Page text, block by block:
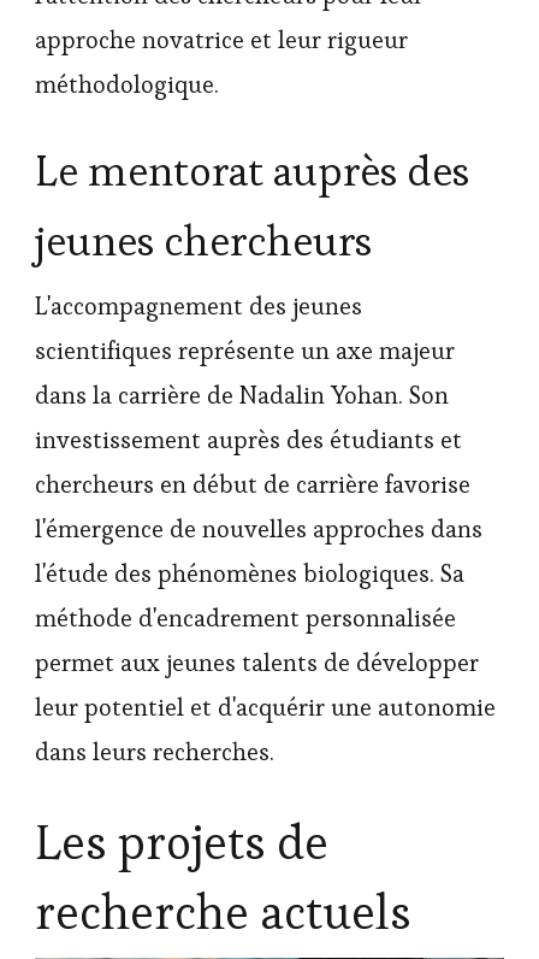
approche novatrice et leur rigueur
méthodologique.
Le mentorat auprès des
jeunes chercheurs
L'accompagnement des jeunes
scientifiques représente un axe majeur
dans la carrière de Nadalin Yohan. Son
investissement auprès des étudiants et
chercheurs en début de carrière favorise
l'émergence de nouvelles approches dans
l'étude des phénomènes biologiques. Sa
méthode d'encadrement personnalisée
permet aux jeunes talents de développer
leur potentiel et d'acquérir une autonomie
dans leurs recherches.
Les projets de
recherche actuels